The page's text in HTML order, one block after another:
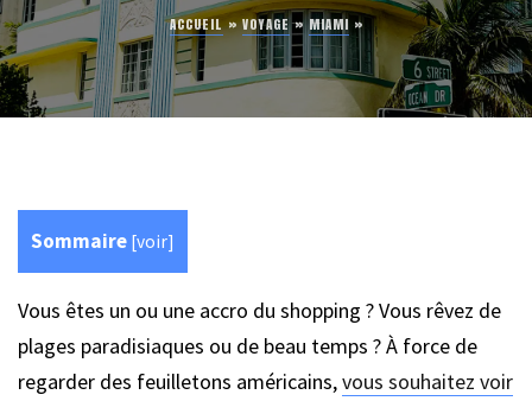
ACCUEIL»VOYAGE»MIAMI »
Sommaire [voir]
Vous êtes un ou une accro du shopping ? Vous rêvez de
plages paradisiaques ou de beau temps ? À force de
regarder des feuilletons américains,vous souhaitez voir